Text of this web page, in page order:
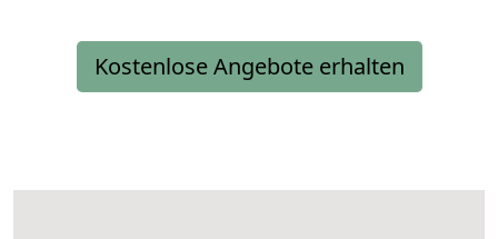
Kostenlose Angebote erhalten